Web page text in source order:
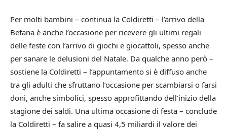
Per molti bambini – continua la Coldiretti – l’arrivo della
Befana è anche l’occasione per ricevere gli ultimi regali
delle feste con l’arrivo di giochi e giocattoli, spesso anche
per sanare le delusioni del Natale. Da qualche anno però –
sostiene la Coldiretti – l’appuntamento si è diffuso anche
tra gli adulti che sfruttano l’occasione per scambiarsi o farsi
doni, anche simbolici, spesso approfittando dell’inizio della
stagione dei saldi. Una ultima occasione di festa – conclude
la Coldiretti – fa salire a quasi 4,5 miliardi il valore dei